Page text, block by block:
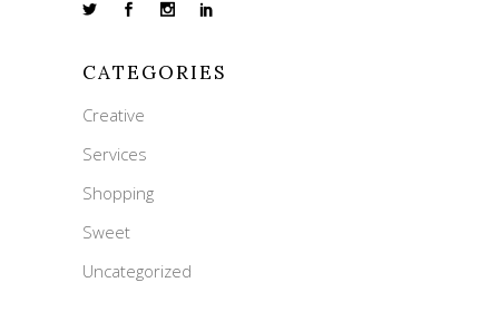
CATEGORIES
Creative
Services
Shopping
Sweet
Uncategorized